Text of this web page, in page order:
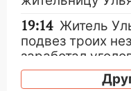
19:14 Житель
подвез троих
заработал
18:14
Прогноз